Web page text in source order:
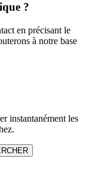
?
en précisant le
à notre base
instantanément les